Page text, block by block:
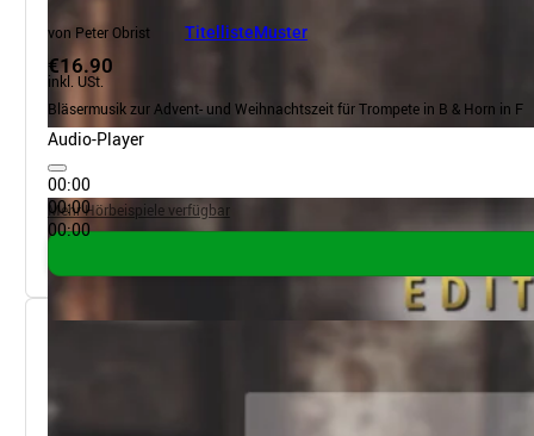
von Peter Obrist TitellisteMuster
€16.90
inkl. USt.
Bläsermusik zur Advent- und Weihnachtszeit für Trompete in B & Horn in F
Audio-Player
00:00
00:00
00:00
Mehr Hörbeispiele verfügbar